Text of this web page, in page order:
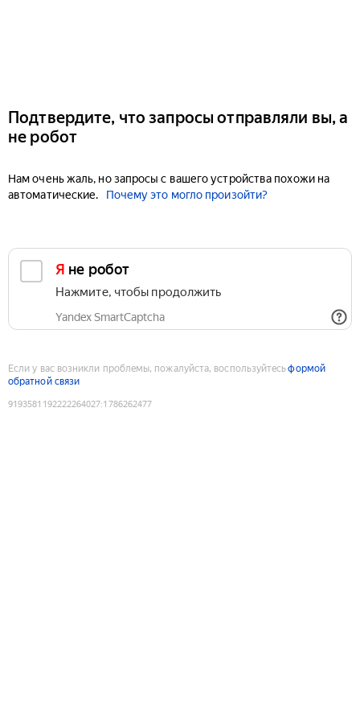
Подтвердите, что запросы отправляли вы, а
не робот
Нам очень жаль, но запросы с вашего устройства похожи на
автоматические.
Почему это могло произойти?
Я не робот
Нажмите, чтобы продолжить
Yandex SmartCaptcha
Если у вас возникли проблемы, пожалуйста, воспользуйтесьформой
обратной связи
9193581192222264027:1786262477